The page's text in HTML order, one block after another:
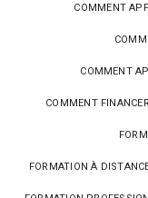
COMMENT
COMMENT
COMMENT
FORMATION À